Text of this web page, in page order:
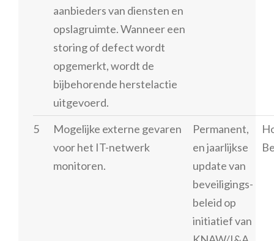
aanbieders van diensten en
opslagruimte. Wanneer een
storing of defect wordt
opgemerkt, wordt de
bijbehorende herstelactie
uitgevoerd.
5
Mogelijke externe gevaren
voor het IT-netwerk
monitoren.
Permanent,
en jaarlijkse
update van
beveiligings­
beleid op
initiatief van